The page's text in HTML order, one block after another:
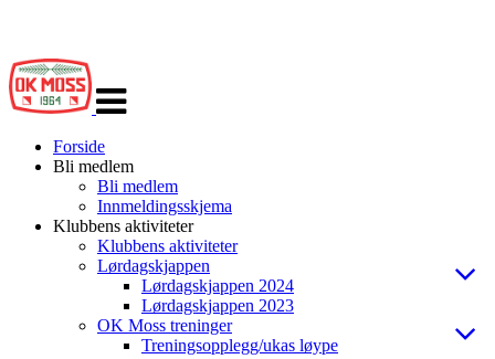
navigasjon
Forside
Bli medlem
Bli medlem
Innmeldingsskjema
Klubbens aktiviteter
Klubbens aktiviteter
Lørdagskjappen
Lørdagskjappen 2024
Lørdagskjappen 2023
OK Moss treninger
Treningsopplegg/ukas løype